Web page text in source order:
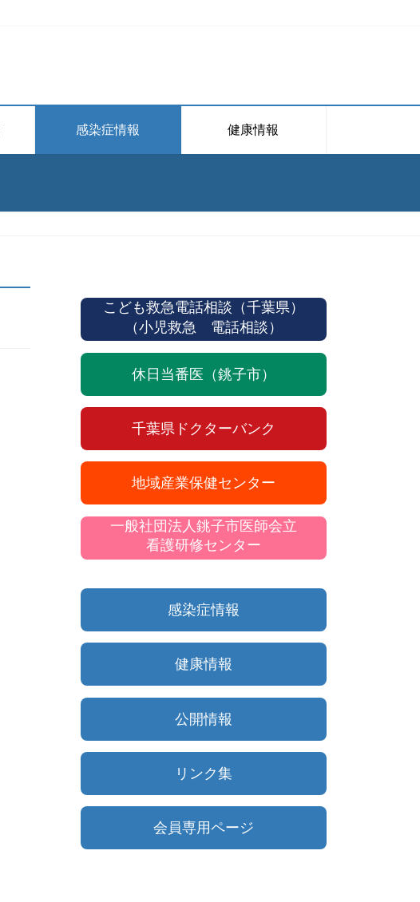
感染症情報 健康情報
こども救急電話相談（千葉県）
（小児救急 電話相談）
休日当番医（銚子市）
千葉県ドクターバンク
地域産業保健センター
一般社団法人銚子市医師会立
看護研修センター
感染症情報
健康情報
公開情報
リンク集
会員専用ページ